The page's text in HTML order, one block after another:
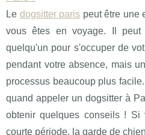
Le dogsitter paris peut être une
vous êtes en voyage. Il peut
quelqu'un pour s'occuper de
pendant votre absence, mais
processus beaucoup plus
quand appeler un dogsitter à
obtenir quelques conseils ! Si
courte période, la garde de